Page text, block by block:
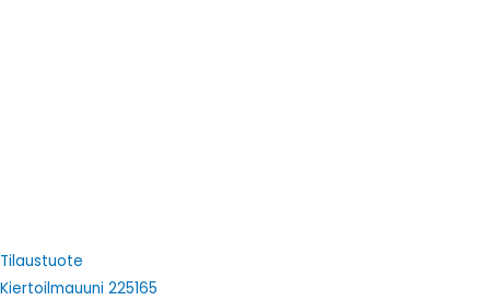
Tilaustuote
Kiertoilmauuni 225165